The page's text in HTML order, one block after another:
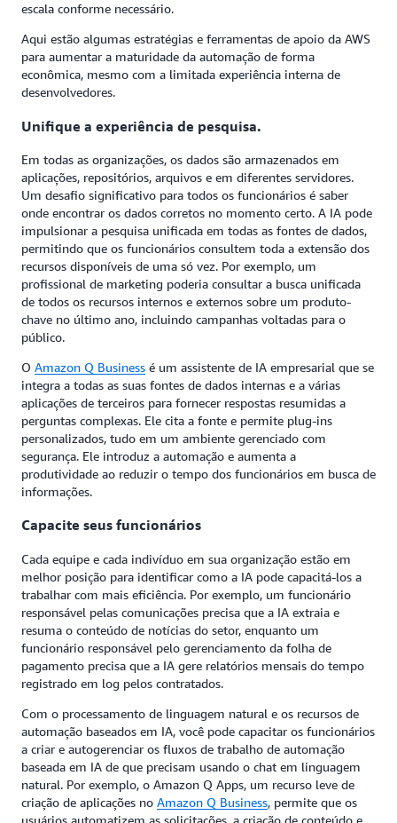
escala conforme necessário.
Aqui estão algumas estratégias e ferramentas de apoio da AWS
para aumentar a maturidade da automação de forma
econômica, mesmo com a limitada experiência interna de
desenvolvedores.
Unifique a experiência de pesquisa.
Em todas as organizações, os dados são armazenados em
aplicações, repositórios, arquivos e em diferentes servidores.
Um desafio significativo para todos os funcionários é saber
onde encontrar os dados corretos no momento certo. A IA pode
impulsionar a pesquisa unificada em todas as fontes de dados,
permitindo que os funcionários consultem toda a extensão dos
recursos disponíveis de uma só vez. Por exemplo, um
profissional de marketing poderia consultar a busca unificada
de todos os recursos internos e externos sobre um produto-
chave no último ano, incluindo campanhas voltadas para o
público.
O Amazon Q Business é um assistente de IA empresarial que se
integra a todas as suas fontes de dados internas e a várias
aplicações de terceiros para fornecer respostas resumidas a
perguntas complexas. Ele cita a fonte e permite plug-ins
personalizados, tudo em um ambiente gerenciado com
segurança. Ele introduz a automação e aumenta a
produtividade ao reduzir o tempo dos funcionários em busca de
informações.
Capacite seus funcionários
Cada equipe e cada indivíduo em sua organização estão em
melhor posição para identificar como a IA pode capacitá-los a
trabalhar com mais eficiência. Por exemplo, um funcionário
responsável pelas comunicações precisa que a IA extraia e
resuma o conteúdo de notícias do setor, enquanto um
funcionário responsável pelo gerenciamento da folha de
pagamento precisa que a IA gere relatórios mensais do tempo
registrado em log pelos contratados.
Com o processamento de linguagem natural e os recursos de
automação baseados em IA, você pode capacitar os funcionários
a criar e autogerenciar os fluxos de trabalho de automação
baseada em IA de que precisam usando o chat em linguagem
natural. Por exemplo, o Amazon Q Apps, um recurso leve de
criação de aplicações no Amazon Q Business, permite que os
usuários automatizem as solicitações, a criação de conteúdo e